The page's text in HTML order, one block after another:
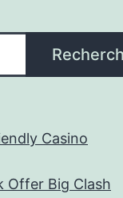
Casino
Offer Big Clash